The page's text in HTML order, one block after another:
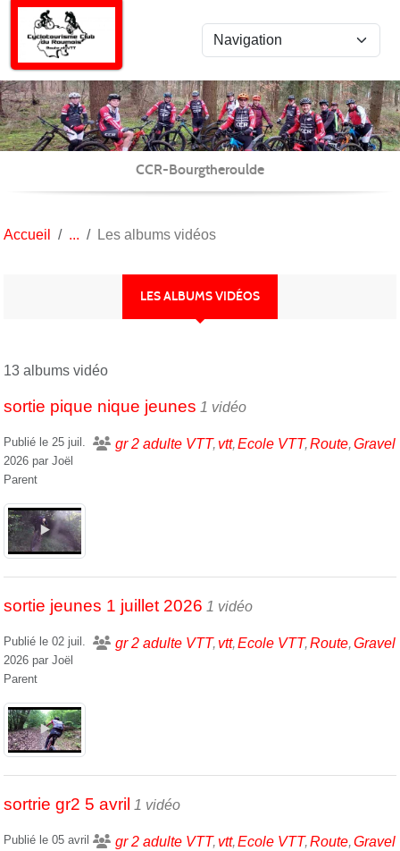
CCR-Bourgtheroulde
Accueil Les albums vidéos
LES ALBUMS VIDÉOS
13 albums vidéo
sortie pique nique jeunes 1 vidéo
gr 2 adulte VTT vtt Ecole VTT Route Gravel
Publié le 25 juil.
2026 par Joël
Parent
sortie jeunes 1 juillet 2026 1 vidéo
gr 2 adulte VTT vtt Ecole VTT Route Gravel
Publié le 02 juil.
2026 par Joël
Parent
sortrie gr2 5 avril 1 vidéo
gr 2 adulte VTT vtt Ecole VTT Route Gravel
Publié le 05 avril
Panneau de gestion des cookies